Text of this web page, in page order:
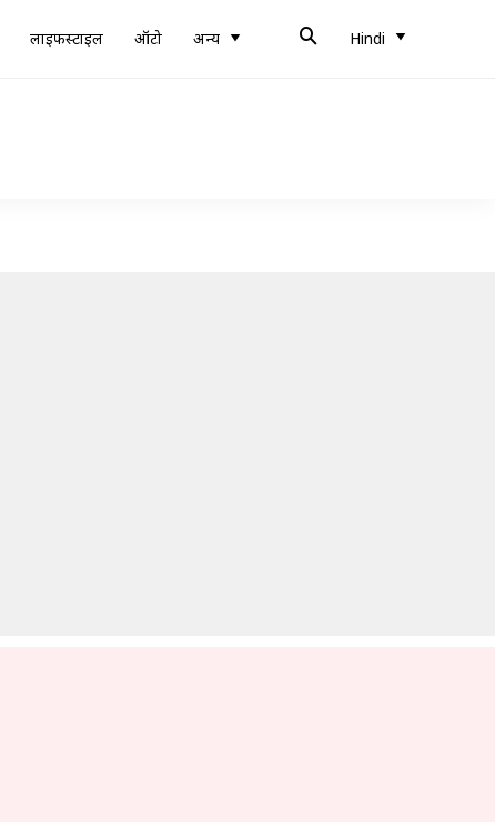
लाइफस्टाइल ऑटो अन्य Hindi